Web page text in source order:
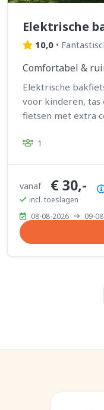
Elektrische
10,0 •
Comfortabel &
Elektrische
voor kinderen, tas
fietsen met extra
1
vanaf € 30,-
incl. toeslagen
08-08-2026
09-